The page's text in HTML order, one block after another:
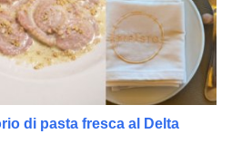
di pasta fresca al Delta